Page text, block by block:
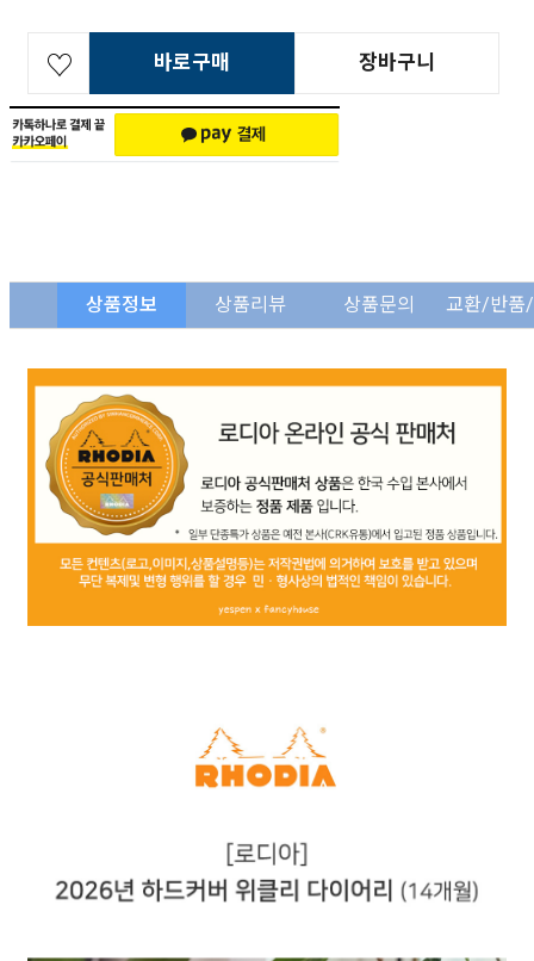
바로구매 장바구니
상품정보 상품리뷰 상품문의 교환/반품